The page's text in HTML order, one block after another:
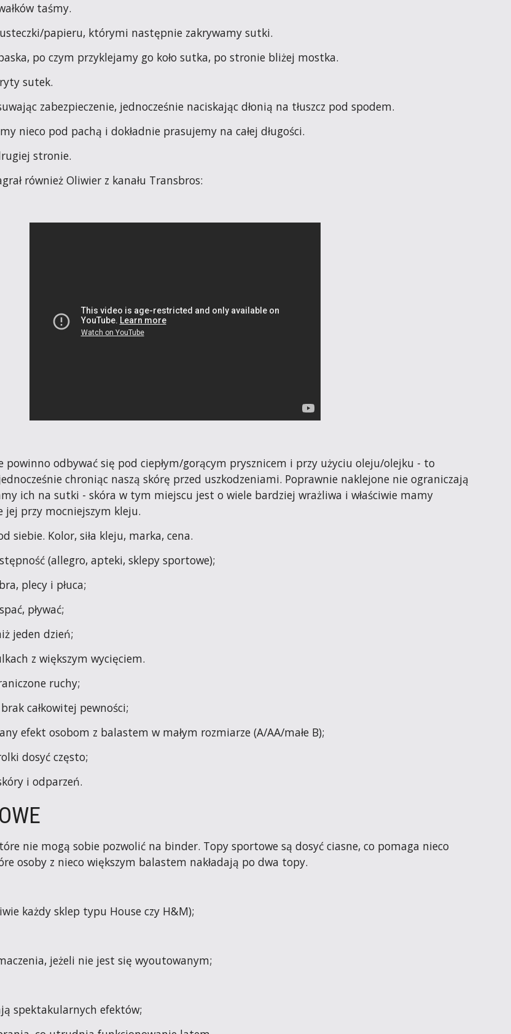
taśmy.
papieru, którymi następnie zakrywamy sutki.
po czym przyklejamy go koło sutka, po stronie bliżej mostka.
sutek.
zabezpieczenie, jednocześnie naciskając dłonią na tłuszcz pod spodem.
nieco pod pachą i dokładnie prasujemy na całej długości.
stronie.
również Oliwier z kanału Transbros:
powinno odbywać się pod ciepłym/gorącym prysznicem i przy użyciu oleju/olejku - to
chroniąc naszą skórę przed uszkodzeniami. Poprawnie naklejone nie ograniczają
ich na sutki - skóra w tym miejscu jest o wiele bardziej wrażliwa i właściwie mamy
jej przy mocniejszym kleju.
siebie. Kolor, siła kleju, marka, cena.
(allegro, apteki, sklepy sportowe);
plecy i płuca;
pływać;
jeden dzień;
z większym wycięciem.
ruchy;
całkowitej pewności;
efekt osobom z balastem w małym rozmiarze (A/AA/małe B);
dosyć często;
i odparzeń.
nie mogą sobie pozwolić na binder. Topy sportowe są dosyć ciasne, co pomaga nieco
osoby z nieco większym balastem nakładają po dwa topy.
każdy sklep typu House czy H&M);
jeżeli nie jest się wyoutowanym;
spektakularnych efektów;